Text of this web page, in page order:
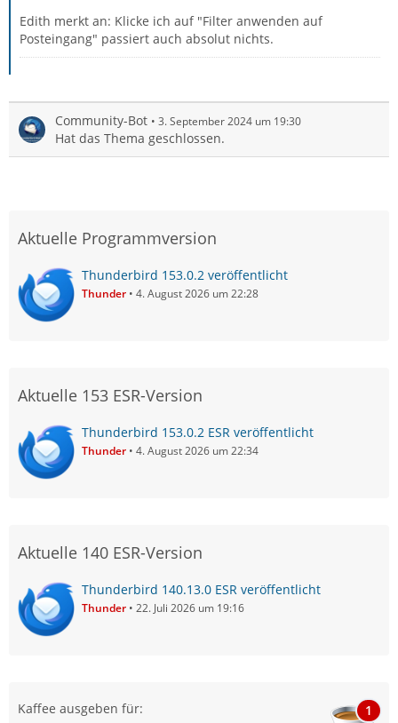
Edith merkt an: Klicke ich auf "Filter anwenden auf
Posteingang" passiert auch absolut nichts.
Community-Bot 3. September 2024 um 19:30
Hat das Thema geschlossen.
Aktuelle Programmversion
Thunderbird 153.0.2 veröffentlicht
Thunder 4. August 2026 um 22:28
Aktuelle 153 ESR-Version
Thunderbird 153.0.2 ESR veröffentlicht
Thunder 4. August 2026 um 22:34
Aktuelle 140 ESR-Version
Thunderbird 140.13.0 ESR veröffentlicht
Thunder 22. Juli 2026 um 19:16
Kaffee ausgeben für: 1